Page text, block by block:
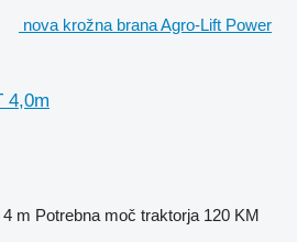
nova krožna brana Agro-Lift Power
4,0m
4 m Potrebna moč traktorja 120 KM